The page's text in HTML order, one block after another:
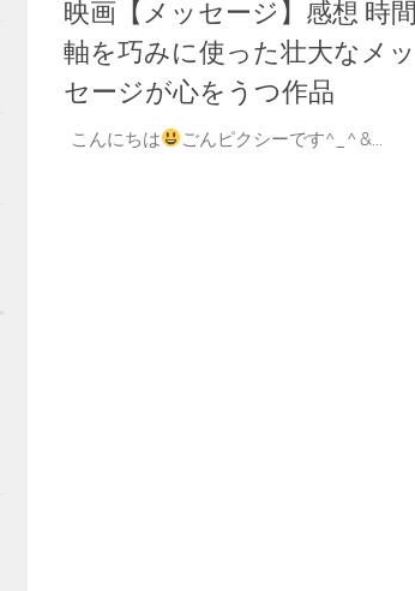
映画【メッセージ】感想 時間
軸を巧みに使った壮大なメッ
セージが心をうつ作品
こんにちは ごんピクシーです^_^ &...